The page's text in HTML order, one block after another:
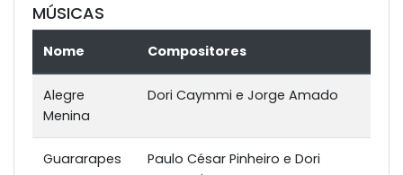
MÚSICAS
Nome Compositores
Alegre
Menina
Dori Caymmi e Jorge Amado
Guararapes
Paulo César Pinheiro e Dori